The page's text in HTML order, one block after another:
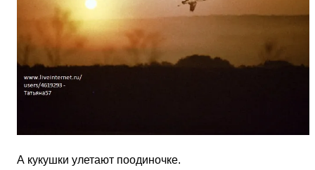
А кукушки улетают поодиночке.